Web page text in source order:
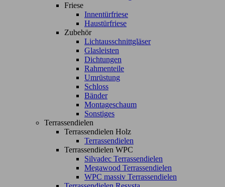
Friese
Innentürfriese
Haustürfriese
Zubehör
Lichtausschnittgläser
Glasleisten
Dichtungen
Rahmenteile
Umrüstung
Schloss
Bänder
Montageschaum
Sonstiges
Terrassendielen
Terrassendielen Holz
Terrassendielen
Terrassendielen WPC
Silvadec Terrassendielen
Megawood Terrassendielen
WPC massiv Terrassendielen